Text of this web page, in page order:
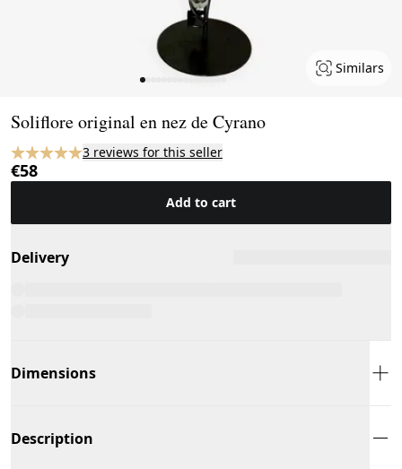
Similars
Soliflore original en nez de Cyrano
3 reviews for this seller
€58
Add to cart
Delivery
Dimensions
Description